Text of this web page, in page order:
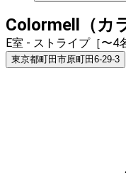
Colormell（カ
E室 - ストライプ［〜4
東京都町田市原町田6-29-3